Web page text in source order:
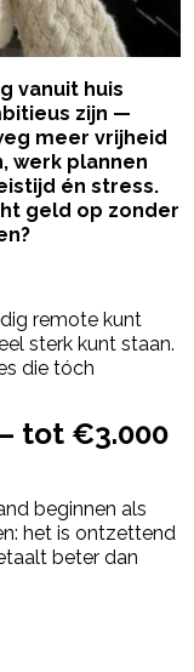
vanuit huis
zijn —
meer vrijheid
werk plannen
én stress.
geld op zonder
remote kunt
sterk kunt staan.
die tóch
tot €3.000
beginnen als
het is ontzettend
beter dan